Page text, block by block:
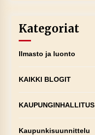
Kategoriat
Ilmasto ja luonto
KAIKKI BLOGIT
KAUPUNGINHALLITUS
Kaupunkisuunnittelu